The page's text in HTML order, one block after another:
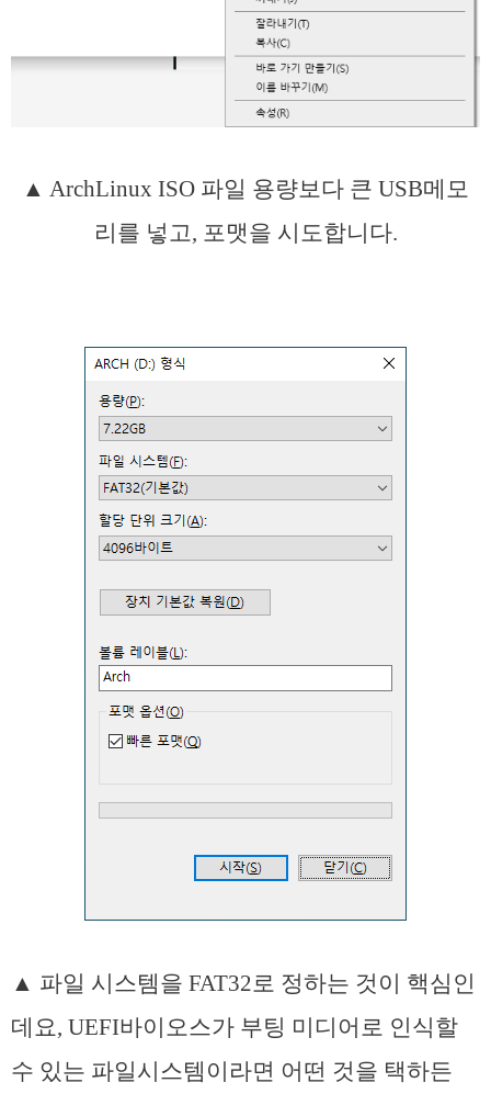
▲ ArchLinux ISO 파일 용량보다 큰 USB메모
리를 넣고, 포맷을 시도합니다.
▲ 파일 시스템을 FAT32로 정하는 것이 핵심인
데요, UEFI바이오스가 부팅 미디어로 인식할
수 있는 파일시스템이라면 어떤 것을 택하든